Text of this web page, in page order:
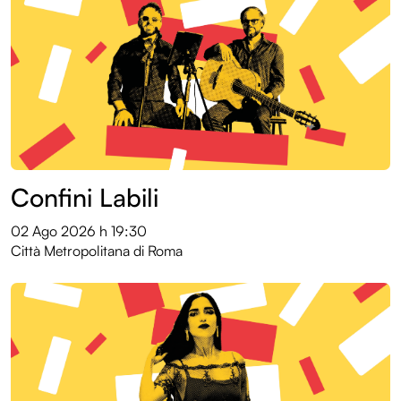
Confini Labili
02 Ago 2026 h 19:30
Città Metropolitana di Roma